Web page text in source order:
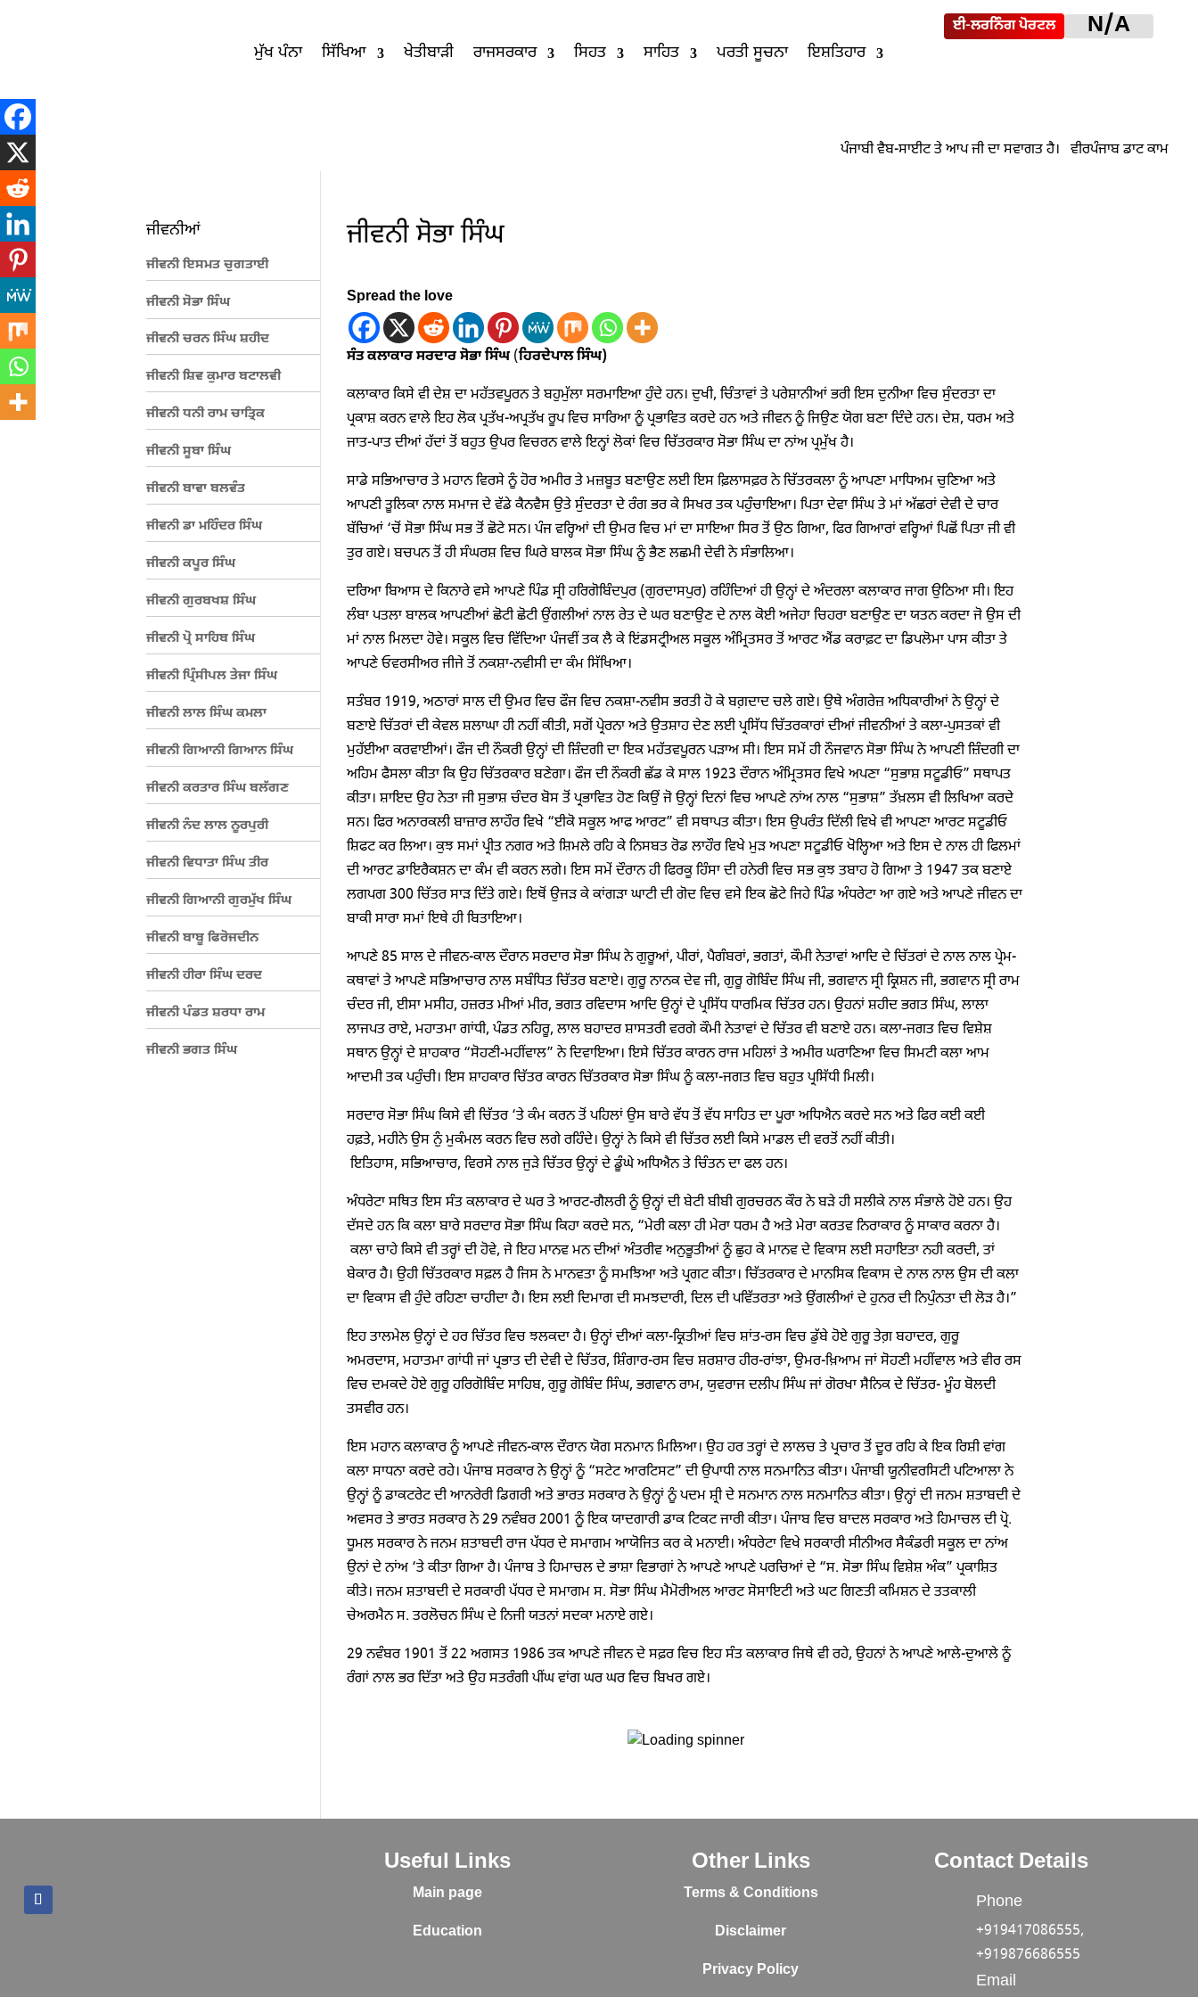
ਮੁੱਖ ਪੰਨਾ ਸਿੱਖਿਆ ਖੇਤੀਬਾੜੀ ਰਾਜਸਰਕਾਰ ਸਿਹਤ ਸਾਹਿਤ ਪਰਤੀ ਸੂਚਨਾ ਇਸ਼ਤਿਹਾਰ
ਈ-ਲਰਨਿੰਗ ਪੋਰਟਲ N/A
ਜੀਵਨੀ ਸੋਭਾ ਸਿੰਘ
Spread the love
ਸੰਤ ਕਲਾਕਾਰ ਸਰਦਾਰ ਸੋਭਾ ਸਿੰਘ(ਹਿਰਦੇਪਾਲ ਸਿੰਘ)
ਕਲਾਕਾਰ ਕਿਸੇ ਵੀ ਦੇਸ਼ ਦਾ ਮਹੱਤਵਪੂਰਨ ਤੇ ਬਹੁਮੁੱਲਾ ਸਰਮਾਇਆ ਹੁੰਦੇ ਹਨ। ਦੁਖੀ, ਚਿੰਤਾਵਾਂ ਤੇ ਪਰੇਸ਼ਾਨੀਆਂ ਭਰੀ ਇਸ ਦੁਨੀਆ ਵਿਚ ਸੁੰਦਰਤਾ ਦਾ
ਪ੍ਰਕਾਸ਼ ਕਰਨ ਵਾਲੇ ਇਹ ਲੋਕ ਪ੍ਰਤੱਖ-ਅਪ੍ਰਤੱਖ ਰੂਪ ਵਿਚ ਸਾਰਿਆ ਨੂੰ ਪ੍ਰਭਾਵਿਤ ਕਰਦੇ ਹਨ ਅਤੇ ਜੀਵਨ ਨੂੰ ਜਿਉਣ ਯੋਗ ਬਣਾ ਦਿੰਦੇ ਹਨ। ਦੇਸ਼, ਧਰਮ ਅਤੇ
ਜਾਤ-ਪਾਤ ਦੀਆਂ ਹੱਦਾਂ ਤੋਂ ਬਹੁਤ ਉਪਰ ਵਿਚਰਨ ਵਾਲੇ ਇਨ੍ਹਾਂ ਲੋਕਾਂ ਵਿਚ ਚਿੱਤਰਕਾਰ ਸੋਭਾ ਸਿੰਘ ਦਾ ਨਾਂਅ ਪ੍ਰਮੁੱਖ ਹੈ।
ਸਾਡੇ ਸਭਿਆਚਾਰ ਤੇ ਮਹਾਨ ਵਿਰਸੇ ਨੂੰ ਹੋਰ ਅਮੀਰ ਤੇ ਮਜ਼ਬੂਤ ਬਣਾਉਣ ਲਈ ਇਸ ਫ਼ਿਲਾਸਫ਼ਰ ਨੇ ਚਿੱਤਰਕਲਾ ਨੂੰ ਆਪਣਾ ਮਾਧਿਅਮ ਚੁਣਿਆ ਅਤੇ
ਆਪਣੀ ਤੂਲਿਕਾ ਨਾਲ ਸਮਾਜ ਦੇ ਵੱਡੇ ਕੈਨਵੈਸ ਉਤੇ ਸੁੰਦਰਤਾ ਦੇ ਰੰਗ ਭਰ ਕੇ ਸਿਖਰ ਤਕ ਪਹੁੰਚਾਇਆ। ਪਿਤਾ ਦੇਵਾ ਸਿੰਘ ਤੇ ਮਾਂ ਅੱਛਰਾਂ ਦੇਵੀ ਦੇ ਚਾਰ
ਬੱਚਿਆਂ ‘ਚੋਂ ਸੋਭਾ ਸਿੰਘ ਸਭ ਤੋਂ ਛੋਟੇ ਸਨ। ਪੰਜ ਵਰ੍ਹਿਆਂ ਦੀ ਉਮਰ ਵਿਚ ਮਾਂ ਦਾ ਸਾਇਆ ਸਿਰ ਤੋਂ ਉਠ ਗਿਆ, ਫਿਰ ਗਿਆਰਾਂ ਵਰ੍ਹਿਆਂ ਪਿਛੋਂ ਪਿਤਾ ਜੀ ਵੀ
ਤੁਰ ਗਏ। ਬਚਪਨ ਤੋਂ ਹੀ ਸੰਘਰਸ਼ ਵਿਚ ਘਿਰੇ ਬਾਲਕ ਸੋਭਾ ਸਿੰਘ ਨੂੰ ਭੈਣ ਲਛਮੀ ਦੇਵੀ ਨੇ ਸੰਭਾਲਿਆ।
ਦਰਿਆ ਬਿਆਸ ਦੇ ਕਿਨਾਰੇ ਵਸੇ ਆਪਣੇ ਪਿੰਡ ਸ੍ਰੀ ਹਰਿਗੋਬਿੰਦਪੁਰ (ਗੁਰਦਾਸਪੁਰ) ਰਹਿੰਦਿਆਂ ਹੀ ਉਨ੍ਹਾਂ ਦੇ ਅੰਦਰਲਾ ਕਲਾਕਾਰ ਜਾਗ ਉਠਿਆ ਸੀ। ਇਹ
ਲੰਬਾ ਪਤਲਾ ਬਾਲਕ ਆਪਣੀਆਂ ਛੋਟੀ ਛੋਟੀ ਉਂਗਲੀਆਂ ਨਾਲ ਰੇਤ ਦੇ ਘਰ ਬਣਾਉਣ ਦੇ ਨਾਲ ਕੋਈ ਅਜੇਹਾ ਚਿਹਰਾ ਬਣਾਉਣ ਦਾ ਯਤਨ ਕਰਦਾ ਜੋ ਉਸ ਦੀ
ਮਾਂ ਨਾਲ ਮਿਲਦਾ ਹੋਵੇ। ਸਕੂਲ ਵਿਚ ਵਿੱਦਿਆ ਪੰਜਵੀਂ ਤਕ ਲੈ ਕੇ ਇਂਡਸਟ੍ਰੀਅਲ ਸਕੂਲ ਅੰਮ੍ਰਿਤਸਰ ਤੋਂ ਆਰਟ ਐਂਡ ਕਰਾਫ਼ਟ ਦਾ ਡਿਪਲੋਮਾ ਪਾਸ ਕੀਤਾ ਤੇ
ਆਪਣੇ ਓਵਰਸੀਅਰ ਜੀਜੇ ਤੋਂ ਨਕਸ਼ਾ-ਨਵੀਸੀ ਦਾ ਕੰਮ ਸਿੱਖਿਆ।
ਸਤੰਬਰ 1919, ਅਠਾਰਾਂ ਸਾਲ ਦੀ ਉਮਰ ਵਿਚ ਫੌਜ ਵਿਚ ਨਕਸ਼ਾ-ਨਵੀਸ ਭਰਤੀ ਹੋ ਕੇ ਬਗ਼ਦਾਦ ਚਲੇ ਗਏ। ਉਥੇ ਅੰਗਰੇਜ਼ ਅਧਿਕਾਰੀਆਂ ਨੇ ਉਨ੍ਹਾਂ ਦੇ
ਬਣਾਏ ਚਿੱਤਰਾਂ ਦੀ ਕੇਵਲ ਸ਼ਲਾਘਾ ਹੀ ਨਹੀਂ ਕੀਤੀ, ਸਗੋਂ ਪ੍ਰੇਰਨਾ ਅਤੇ ਉਤਸ਼ਾਹ ਦੇਣ ਲਈ ਪ੍ਰਸਿੱਧ ਚਿੱਤਰਕਾਰਾਂ ਦੀਆਂ ਜੀਵਨੀਆਂ ਤੇ ਕਲਾ-ਪੁਸਤਕਾਂ ਵੀ
ਮੁਹੱਈਆ ਕਰਵਾਈਆਂ। ਫੌਜ ਦੀ ਨੌਕਰੀ ਉਨ੍ਹਾਂ ਦੀ ਜ਼ਿੰਦਗੀ ਦਾ ਇਕ ਮਹੱਤਵਪੂਰਨ ਪੜਾਅ ਸੀ। ਇਸ ਸਮੇਂ ਹੀ ਨੌਜਵਾਨ ਸੋਭਾ ਸਿੰਘ ਨੇ ਆਪਣੀ ਜ਼ਿੰਦਗੀ ਦਾ
ਅਹਿਮ ਫੈਸਲਾ ਕੀਤਾ ਕਿ ਉਹ ਚਿੱਤਰਕਾਰ ਬਣੇਗਾ। ਫੌਜ ਦੀ ਨੌਕਰੀ ਛੱਡ ਕੇ ਸਾਲ 1923 ਦੌਰਾਨ ਅੰਮ੍ਰਿਤਸਰ ਵਿਖੇ ਅਪਣਾ “ਸੁਭਾਸ਼ ਸਟੂਡੀਓ” ਸਥਾਪਤ
ਕੀਤਾ। ਸ਼ਾਇਦ ਉਹ ਨੇਤਾ ਜੀ ਸੁਭਾਸ਼ ਚੰਦਰ ਬੋਸ ਤੋਂ ਪ੍ਰਭਾਵਿਤ ਹੋਣ ਕਿਉਂ ਜੋ ਉਨ੍ਹਾਂ ਦਿਨਾਂ ਵਿਚ ਆਪਣੇ ਨਾਂਅ ਨਾਲ “ਸੁਭਾਸ਼” ਤੱਖ਼ਲਸ ਵੀ ਲਿਖਿਆ ਕਰਦੇ
ਸਨ। ਫਿਰ ਅਨਾਰਕਲੀ ਬਾਜ਼ਾਰ ਲਾਹੌਰ ਵਿਖੇ “ਈਕੋ ਸਕੂਲ ਆਫ ਆਰਟ” ਵੀ ਸਥਾਪਤ ਕੀਤਾ। ਇਸ ਉਪਰੰਤ ਦਿੱਲੀ ਵਿਖੇ ਵੀ ਆਪਣਾ ਆਰਟ ਸਟੂਡੀਓ
ਸ਼ਿਫਟ ਕਰ ਲਿਆ। ਕੁਝ ਸਮਾਂ ਪ੍ਰੀਤ ਨਗਰ ਅਤੇ ਸ਼ਿਮਲੇ ਰਹਿ ਕੇ ਨਿਸਬਤ ਰੋਡ ਲਾਹੌਰ ਵਿਖੇ ਮੁੜ ਅਪਣਾ ਸਟੂਡੀਓ ਖੋਲ੍ਹਿਆ ਅਤੇ ਇਸ ਦੇ ਨਾਲ ਹੀ ਫਿਲਮਾਂ
ਦੀ ਆਰਟ ਡਾਇਰੈਕਸ਼ਨ ਦਾ ਕੰਮ ਵੀ ਕਰਨ ਲਗੇ। ਇਸ ਸਮੇਂ ਦੌਰਾਨ ਹੀ ਫਿਰਕੂ ਹਿੰਸਾ ਦੀ ਹਨੇਰੀ ਵਿਚ ਸਭ ਕੁਝ ਤਬਾਹ ਹੋ ਗਿਆ ਤੇ 1947 ਤਕ ਬਣਾਏ
ਲਗਪਗ 300 ਚਿੱਤਰ ਸਾੜ ਦਿੱਤੇ ਗਏ। ਇਥੋਂ ਉਜੜ ਕੇ ਕਾਂਗੜਾ ਘਾਟੀ ਦੀ ਗੋਦ ਵਿਚ ਵਸੇ ਇਕ ਛੋਟੇ ਜਿਹੇ ਪਿੰਡ ਅੰਧਰੇਟਾ ਆ ਗਏ ਅਤੇ ਆਪਣੇ ਜੀਵਨ ਦਾ
ਬਾਕੀ ਸਾਰਾ ਸਮਾਂ ਇਥੇ ਹੀ ਬਿਤਾਇਆ।
ਆਪਣੇ 85 ਸਾਲ ਦੇ ਜੀਵਨ-ਕਾਲ ਦੌਰਾਨ ਸਰਦਾਰ ਸੋਭਾ ਸਿੰਘ ਨੇ ਗੁਰੂਆਂ, ਪੀਰਾਂ, ਪੈਗੰਬਰਾਂ, ਭਗਤਾਂ, ਕੌਮੀ ਨੇਤਾਵਾਂ ਆਦਿ ਦੇ ਚਿੱਤਰਾਂ ਦੇ ਨਾਲ ਨਾਲ ਪ੍ਰੇਮ-
ਕਥਾਵਾਂ ਤੇ ਆਪਣੇ ਸਭਿਆਚਾਰ ਨਾਲ ਸਬੰਧਿਤ ਚਿੱਤਰ ਬਣਾਏ। ਗੁਰੂ ਨਾਨਕ ਦੇਵ ਜੀ, ਗੁਰੂ ਗੋਬਿੰਦ ਸਿੰਘ ਜੀ, ਭਗਵਾਨ ਸ੍ਰੀ ਕ੍ਰਿਸ਼ਨ ਜੀ, ਭਗਵਾਨ ਸ੍ਰੀ ਰਾਮ
ਚੰਦਰ ਜੀ, ਈਸਾ ਮਸੀਹ, ਹਜ਼ਰਤ ਮੀਆਂ ਮੀਰ, ਭਗਤ ਰਵਿਦਾਸ ਆਦਿ ਉਨ੍ਹਾਂ ਦੇ ਪ੍ਰਸਿੱਧ ਧਾਰਮਿਕ ਚਿੱਤਰ ਹਨ। ਉਹਨਾਂ ਸ਼ਹੀਦ ਭਗਤ ਸਿੰਘ, ਲਾਲਾ
ਲਾਜਪਤ ਰਾਏ, ਮਹਾਤਮਾ ਗਾਂਧੀ, ਪੰਡਤ ਨਹਿਰੂ, ਲਾਲ ਬਹਾਦਰ ਸ਼ਾਸਤਰੀ ਵਰਗੇ ਕੌਮੀ ਨੇਤਾਵਾਂ ਦੇ ਚਿੱਤਰ ਵੀ ਬਣਾਏ ਹਨ। ਕਲਾ-ਜਗਤ ਵਿਚ ਵਿਸ਼ੇਸ਼
ਸਥਾਨ ਉਨ੍ਹਾਂ ਦੇ ਸ਼ਾਹਕਾਰ “ਸੋਹਣੀ-ਮਹੀਂਵਾਲ” ਨੇ ਦਿਵਾਇਆ। ਇਸੇ ਚਿੱਤਰ ਕਾਰਨ ਰਾਜ ਮਹਿਲਾਂ ਤੇ ਅਮੀਰ ਘਰਾਣਿਆ ਵਿਚ ਸਿਮਟੀ ਕਲਾ ਆਮ
ਆਦਮੀ ਤਕ ਪਹੁੰਚੀ। ਇਸ ਸ਼ਾਹਕਾਰ ਚਿੱਤਰ ਕਾਰਨ ਚਿੱਤਰਕਾਰ ਸੋਭਾ ਸਿੰਘ ਨੂੰ ਕਲਾ-ਜਗਤ ਵਿਚ ਬਹੁਤ ਪ੍ਰਸਿੱਧੀ ਮਿਲੀ।
ਸਰਦਾਰ ਸੋਭਾ ਸਿੰਘ ਕਿਸੇ ਵੀ ਚਿੱਤਰ ‘ਤੇ ਕੰਮ ਕਰਨ ਤੋਂ ਪਹਿਲਾਂ ਉਸ ਬਾਰੇ ਵੱਧ ਤੋਂ ਵੱਧ ਸਾਹਿਤ ਦਾ ਪੂਰਾ ਅਧਿਐਨ ਕਰਦੇ ਸਨ ਅਤੇ ਫਿਰ ਕਈ ਕਈ
ਹਫ਼ਤੇ, ਮਹੀਨੇ ਉਸ ਨੁੰ ਮੁਕੰਮਲ ਕਰਨ ਵਿਚ ਲਗੇ ਰਹਿੰਦੇ। ਉਨ੍ਹਾਂ ਨੇ ਕਿਸੇ ਵੀ ਚਿੱਤਰ ਲਈ ਕਿਸੇ ਮਾਡਲ ਦੀ ਵਰਤੋਂ ਨਹੀਂ ਕੀਤੀ।
ਇਤਿਹਾਸ, ਸਭਿਆਚਾਰ, ਵਿਰਸੇ ਨਾਲ ਜੁੜੇ ਚਿੱਤਰ ਉਨ੍ਹਾਂ ਦੇ ਡੂੰਘੇ ਅਧਿਐਨ ਤੇ ਚਿੰਤਨ ਦਾ ਫਲ ਹਨ।
ਅੰਧਰੇਟਾ ਸਥਿਤ ਇਸ ਸੰਤ ਕਲਾਕਾਰ ਦੇ ਘਰ ਤੇ ਆਰਟ-ਗੈਲਰੀ ਨੂੰ ਉਨ੍ਹਾਂ ਦੀ ਬੇਟੀ ਬੀਬੀ ਗੁਰਚਰਨ ਕੌਰ ਨੇ ਬੜੇ ਹੀ ਸਲੀਕੇ ਨਾਲ ਸੰਭਾਲੇ ਹੋਏ ਹਨ। ਉਹ
ਦੱਸਦੇ ਹਨ ਕਿ ਕਲਾ ਬਾਰੇ ਸਰਦਾਰ ਸੋਭਾ ਸਿੰਘ ਕਿਹਾ ਕਰਦੇ ਸਨ, “ਮੇਰੀ ਕਲਾ ਹੀ ਮੇਰਾ ਧਰਮ ਹੈ ਅਤੇ ਮੇਰਾ ਕਰਤਵ ਨਿਰਾਕਾਰ ਨੂੰ ਸਾਕਾਰ ਕਰਨਾ ਹੈ।
ਕਲਾ ਚਾਹੇ ਕਿਸੇ ਵੀ ਤਰ੍ਹਾਂ ਦੀ ਹੋਵੇ, ਜੇ ਇਹ ਮਾਨਵ ਮਨ ਦੀਆਂ ਅੰਤਰੀਵ ਅਨੁਭੂਤੀਆਂ ਨੂੰ ਛੁਹ ਕੇ ਮਾਨਵ ਦੇ ਵਿਕਾਸ ਲਈ ਸਹਾਇਤਾ ਨਹੀ ਕਰਦੀ, ਤਾਂ
ਬੇਕਾਰ ਹੈ। ਉਹੀ ਚਿੱਤਰਕਾਰ ਸਫ਼ਲ ਹੈ ਜਿਸ ਨੇ ਮਾਨਵਤਾ ਨੂੰ ਸਮਝਿਆ ਅਤੇ ਪ੍ਰਗਟ ਕੀਤਾ। ਚਿੱਤਰਕਾਰ ਦੇ ਮਾਨਸਿਕ ਵਿਕਾਸ ਦੇ ਨਾਲ ਨਾਲ ਉਸ ਦੀ ਕਲਾ
ਦਾ ਵਿਕਾਸ ਵੀ ਹੁੰਦੇ ਰਹਿਣਾ ਚਾਹੀਦਾ ਹੈ। ਇਸ ਲਈ ਦਿਮਾਗ ਦੀ ਸਮਝਦਾਰੀ, ਦਿਲ ਦੀ ਪਵਿੱਤਰਤਾ ਅਤੇ ਉਂਗਲੀਆਂ ਦੇ ਹੁਨਰ ਦੀ ਨਿਪੁੰਨਤਾ ਦੀ ਲੋੜ ਹੈ।”
ਇਹ ਤਾਲਮੇਲ ਉਨ੍ਹਾਂ ਦੇ ਹਰ ਚਿੱਤਰ ਵਿਚ ਝਲਕਦਾ ਹੈ। ਉਨ੍ਹਾਂ ਦੀਆਂ ਕਲਾ-ਕ੍ਰਿਤੀਆਂ ਵਿਚ ਸ਼ਾਂਤ-ਰਸ ਵਿਚ ਡੁੱਬੇ ਹੋਏ ਗੁਰੂ ਤੇਗ਼ ਬਹਾਦਰ, ਗੁਰੂ
ਅਮਰਦਾਸ, ਮਹਾਤਮਾ ਗਾਂਧੀ ਜਾਂ ਪ੍ਰਭਾਤ ਦੀ ਦੇਵੀ ਦੇ ਚਿੱਤਰ, ਸ਼ਿੰਗਾਰ-ਰਸ ਵਿਚ ਸ਼ਰਸ਼ਾਰ ਹੀਰ-ਰਾਂਝਾ, ਉਮਰ-ਖ਼ਿਆਮ ਜਾਂ ਸੋਹਣੀ ਮਹੀਂਵਾਲ ਅਤੇ ਵੀਰ ਰਸ
ਵਿਚ ਦਮਕਦੇ ਹੋਏ ਗੁਰੂ ਹਰਿਗੋਬਿੰਦ ਸਾਹਿਬ, ਗੁਰੂ ਗੋਬਿੰਦ ਸਿੰਘ, ਭਗਵਾਨ ਰਾਮ, ਯੁਵਰਾਜ ਦਲੀਪ ਸਿੰਘ ਜਾਂ ਗੋਰਖਾ ਸੈਨਿਕ ਦੇ ਚਿੱਤਰ- ਮੂੰਹ ਬੋਲਦੀ
ਤਸਵੀਰ ਹਨ।
ਇਸ ਮਹਾਨ ਕਲਾਕਾਰ ਨੂੰ ਆਪਣੇ ਜੀਵਨ-ਕਾਲ ਦੌਰਾਨ ਯੋਗ ਸਨਮਾਨ ਮਿਲਿਆ। ਉਹ ਹਰ ਤਰ੍ਹਾਂ ਦੇ ਲਾਲਚ ਤੇ ਪ੍ਰਚਾਰ ਤੋਂ ਦੂਰ ਰਹਿ ਕੇ ਇਕ ਰਿਸ਼ੀ ਵਾਂਗ
ਕਲਾ ਸਾਧਨਾ ਕਰਦੇ ਰਹੇ। ਪੰਜਾਬ ਸਰਕਾਰ ਨੇ ਉਨ੍ਹਾਂ ਨੂੰ “ਸਟੇਟ ਆਰਟਿਸਟ” ਦੀ ਉਪਾਧੀ ਨਾਲ ਸਨਮਾਨਿਤ ਕੀਤਾ। ਪੰਜਾਬੀ ਯੂਨੀਵਰਸਿਟੀ ਪਟਿਆਲਾ ਨੇ
ਉਨ੍ਹਾਂ ਨੂੰ ਡਾਕਟਰੇਟ ਦੀ ਆਨਰੇਰੀ ਡਿਗਰੀ ਅਤੇ ਭਾਰਤ ਸਰਕਾਰ ਨੇ ਉਨ੍ਹਾਂ ਨੂੰ ਪਦਮ ਸ਼੍ਰੀ ਦੇ ਸਨਮਾਨ ਨਾਲ ਸਨਮਾਨਿਤ ਕੀਤਾ। ਉਨ੍ਹਾਂ ਦੀ ਜਨਮ ਸ਼ਤਾਬਦੀ ਦੇ
ਅਵਸਰ ਤੇ ਭਾਰਤ ਸਰਕਾਰ ਨੇ 29 ਨਵੰਬਰ 2001 ਨੂੰ ਇਕ ਯਾਦਗਾਰੀ ਡਾਕ ਟਿਕਟ ਜਾਰੀ ਕੀਤਾ। ਪੰਜਾਬ ਵਿਚ ਬਾਦਲ ਸਰਕਾਰ ਅਤੇ ਹਿਮਾਚਲ ਦੀ ਪ੍ਰੋ.
ਧੂਮਲ ਸਰਕਾਰ ਨੇ ਜਨਮ ਸ਼ਤਾਬਦੀ ਰਾਜ ਪੱਧਰ ਦੇ ਸਮਾਗਮ ਆਯੋਜਿਤ ਕਰ ਕੇ ਮਨਾਈ। ਅੰਧਰੇਟਾ ਵਿਖੇ ਸਰਕਾਰੀ ਸੀਨੀਅਰ ਸੈਕੰਡਰੀ ਸਕੂਲ ਦਾ ਨਾਂਅ
ਉਨਾਂ ਦੇ ਨਾਂਅ ‘ਤੇ ਕੀਤਾ ਗਿਆ ਹੈ। ਪੰਜਾਬ ਤੇ ਹਿਮਾਚਲ ਦੇ ਭਾਸ਼ਾ ਵਿਭਾਗਾਂ ਨੇ ਆਪਣੇ ਆਪਣੇ ਪਰਚਿਆਂ ਦੇ “ਸ. ਸੋਭਾ ਸਿੰਘ ਵਿਸ਼ੇਸ਼ ਅੰਕ” ਪ੍ਰਕਾਸ਼ਿਤ
ਕੀਤੇ। ਜਨਮ ਸ਼ਤਾਬਦੀ ਦੇ ਸਰਕਾਰੀ ਪੱਧਰ ਦੇ ਸਮਾਗਮ ਸ. ਸੋਭਾ ਸਿੰਘ ਮੈਮੋਰੀਅਲ ਆਰਟ ਸੋਸਾਇਟੀ ਅਤੇ ਘਟ ਗਿਣਤੀ ਕਮਿਸ਼ਨ ਦੇ ਤਤਕਾਲੀ
ਚੇਅਰਮੈਨ ਸ. ਤਰਲੋਚਨ ਸਿੰਘ ਦੇ ਨਿਜੀ ਯਤਨਾਂ ਸਦਕਾ ਮਨਾਏ ਗਏ।
29 ਨਵੰਬਰ 1901 ਤੋਂ 22 ਅਗਸਤ 1986 ਤਕ ਆਪਣੇ ਜੀਵਨ ਦੇ ਸਫ਼ਰ ਵਿਚ ਇਹ ਸੰਤ ਕਲਾਕਾਰ ਜਿਥੇ ਵੀ ਰਹੇ, ਉਹਨਾਂ ਨੇ ਆਪਣੇ ਆਲੇ-ਦੁਆਲੇ ਨੂੰ
ਰੰਗਾਂ ਨਾਲ ਭਰ ਦਿੱਤਾ ਅਤੇ ਉਹ ਸਤਰੰਗੀ ਪੀਂਘ ਵਾਂਗ ਘਰ ਘਰ ਵਿਚ ਬਿਖਰ ਗਏ।
ਜੀਵਨੀਆਂ
ਜੀਵਨੀ ਇਸਮਤ ਚੁਗਤਾਈ
ਜੀਵਨੀ ਸੋਭਾ ਸਿੰਘ
ਜੀਵਨੀ ਚਰਨ ਸਿੰਘ ਸ਼ਹੀਦ
ਜੀਵਨੀ ਸ਼ਿਵ ਕੁਮਾਰ ਬਟਾਲਵੀ
ਜੀਵਨੀ ਧਨੀ ਰਾਮ ਚਾਤ੍ਰਿਕ
ਜੀਵਨੀ ਸੂਬਾ ਸਿੰਘ
ਜੀਵਨੀ ਬਾਵਾ ਬਲਵੰਤ
ਜੀਵਨੀ ਡਾ ਮਹਿੰਦਰ ਸਿੰਘ
ਜੀਵਨੀ ਕਪੂਰ ਸਿੰਘ
ਜੀਵਨੀ ਗੁਰਬਖਸ਼ ਸਿੰਘ
ਜੀਵਨੀ ਪ੍ਰੋ ਸਾਹਿਬ ਸਿੰਘ
ਜੀਵਨੀ ਪ੍ਰਿੰਸੀਪਲ ਤੇਜਾ ਸਿੰਘ
ਜੀਵਨੀ ਲਾਲ ਸਿੰਘ ਕਮਲਾ
ਜੀਵਨੀ ਗਿਆਨੀ ਗਿਆਨ ਸਿੰਘ
ਜੀਵਨੀ ਕਰਤਾਰ ਸਿੰਘ ਬਲੱਗਣ
ਜੀਵਨੀ ਨੰਦ ਲਾਲ ਨੂਰਪੁਰੀ
ਜੀਵਨੀ ਵਿਧਾਤਾ ਸਿੰਘ ਤੀਰ
ਜੀਵਨੀ ਗਿਆਨੀ ਗੁਰਮੁੱਖ ਸਿੰਘ
ਜੀਵਨੀ ਬਾਬੂ ਫਿਰੋਜਦੀਨ
ਜੀਵਨੀ ਹੀਰਾ ਸਿੰਘ ਦਰਦ
ਜੀਵਨੀ ਪੰਡਤ ਸ਼ਰਧਾ ਰਾਮ
ਜੀਵਨੀ ਭਗਤ ਸਿੰਘ
Useful Links
Main page
Education
Other Links
Terms & Conditions
Disclaimer
Privacy Policy
Contact Details
Phone
+919417086555,
+919876686555
Email